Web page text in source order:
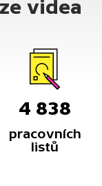
videa
4 838
pracovních
listů